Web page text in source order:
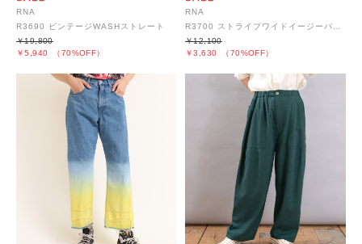
RNA
R3690 ビンテージWASHストレート
￥5,940 （70%OFF）
￥19,800
RNA
￥3,630 （70%OFF）
￥12,100